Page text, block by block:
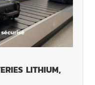
LITHIUM,